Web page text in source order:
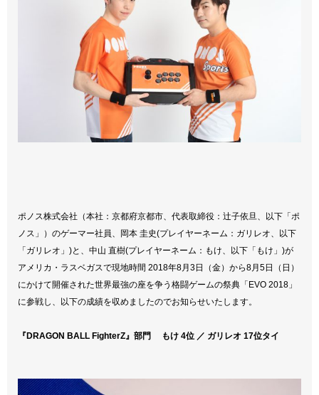
ポノス株式会社（本社：京都府京都市、代表取締役：辻子依旦、以下「ポ
ノス」）のゲーマー社員、岡本 圭史(プレイヤーネーム：ガリレオ、以下
「ガリレオ」)と、中山 直樹(プレイヤーネーム：もけ、以下「もけ」)が
アメリカ・ラスベガスで現地時間 2018年8月3日（金）から8月5日（日）
にかけて開催された世界最強の座を争う格闘ゲームの祭典「EVO 2018」
に参戦し、以下の成績を収めましたのでお知らせいたします。
『DRAGON BALL FighterZ』部門 もけ 4位 ／ ガリレオ 17位タイ